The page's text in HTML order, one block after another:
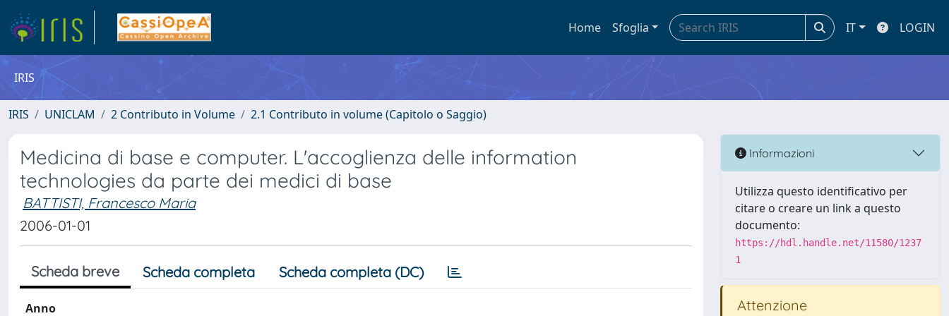
Home Sfoglia IT LOGIN
IRIS
IRIS UNICLAM 2 Contributo in Volume 2.1 Contributo in volume (Capitolo o Saggio)
Medicina di base e computer. L'accoglienza delle information
technologies da parte dei medici di base
BATTISTI, Francesco Maria
2006-01-01
Scheda breve Scheda completa Scheda completa (DC)
Anno
Informazioni
Utilizza questo identificativo per
citare o creare un link a questo
documento:
https://hdl.handle.net/11580/1237
1
Attenzione